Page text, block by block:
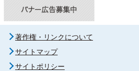
著作権・リンクについて
サイトマップ
サイトポリシー